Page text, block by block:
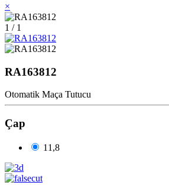
×
1 / 1
RA163812
Otomatik Maça Tutucu
Çap
11,8